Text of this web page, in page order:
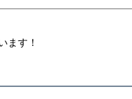
ます！